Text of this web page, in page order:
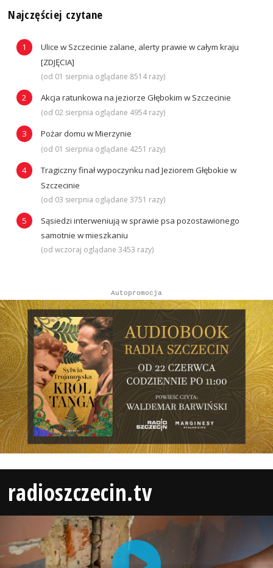
Najczęściej czytane
Ulice w Szczecinie zalane, alerty prawie w całym kraju
[ZDJĘCIA]
(od 01 sierpnia oglądane 8514 razy)
Akcja ratunkowa na jeziorze Głębokim w Szczecinie
(od 02 sierpnia oglądane 4954 razy)
Pożar domu w Mierzynie
(od 01 sierpnia oglądane 4251 razy)
Tragiczny finał wypoczynku nad Jeziorem Głębokie w
Szczecinie
(od 03 sierpnia oglądane 3751 razy)
Sąsiedzi interweniują w sprawie psa pozostawionego
samotnie w mieszkaniu
(od wczoraj oglądane 3453 razy)
Autopromocja
radioszczecin.tv